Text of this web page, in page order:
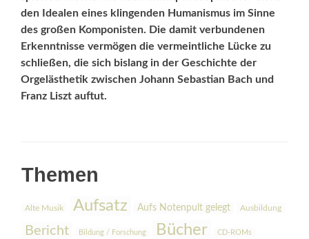
den Idealen eines klingenden Humanismus im Sinne
des großen Komponisten. Die damit verbundenen
Erkenntnisse vermögen die vermeintliche Lücke zu
schließen, die sich bislang in der Geschichte der
Orgelästhetik zwischen Johann Sebastian Bach und
Franz Liszt auftut.
Themen
Alte Musik Aufsatz Aufs Notenpult gelegt Ausbildung
Bericht Bildung / Forschung Bücher CD-ROMs